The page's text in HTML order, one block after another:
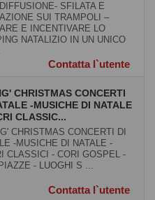
SFILATA E
SUI TRAMPOLI –
E INCENTIVARE LO
NATALIZIO IN UN UNICO
Contatta l`utente
CHRISTMAS CONCERTI
-MUSICHE DI NATALE
CLASSIC...
CHRISTMAS CONCERTI DI
-MUSICHE DI NATALE -
CLASSICI - CORI GOSPEL -
- LUOGHI S ...
Contatta l`utente